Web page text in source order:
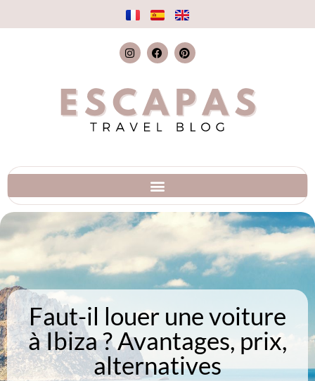
Faut-il louer une voiture
à Ibiza ? Avantages, prix,
alternatives